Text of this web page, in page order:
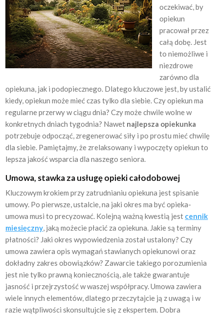
oczekiwać, by
opiekun
pracował przez
całą dobę. Jest
to niemożliwe i
niezdrowe
zarówno dla
opiekuna, jak i podopiecznego. Dlatego kluczowe jest, by ustalić
kiedy, opiekun może mieć czas tylko dla siebie. Czy opiekun ma
regularne przerwy w ciągu dnia? Czy może chwile wolne w
konkretnych dniach tygodnia? Nawet najlepsza opiekunka
potrzebuje odpocząć, zregenerować siły i po prostu mieć chwilę
dla siebie. Pamiętajmy, że zrelaksowany i wypoczęty opiekun to
lepsza jakość wsparcia dla naszego seniora.
Umowa, stawka za usługę opieki całodobowej
Kluczowym krokiem przy zatrudnianiu opiekuna jest spisanie
umowy. Po pierwsze, ustalcie, na jaki okres ma być opieka-
umowa musi to precyzować. Kolejną ważną kwestią jest cennik
miesięczny, jaką możecie płacić za opiekuna. Jakie są terminy
płatności? Jaki okres wypowiedzenia został ustalony? Czy
umowa zawiera opis wymagań stawianych opiekunowi oraz
dokładny zakres obowiązków? Zawarcie takiego porozumienia
jest nie tylko prawną koniecznością, ale także gwarantuje
jasność i przejrzystość w waszej współpracy. Umowa zawiera
wiele innych elementów, dlatego przeczytajcie ją z uwagą i w
razie wątpliwości skonsultujcie się z ekspertem. Dobra